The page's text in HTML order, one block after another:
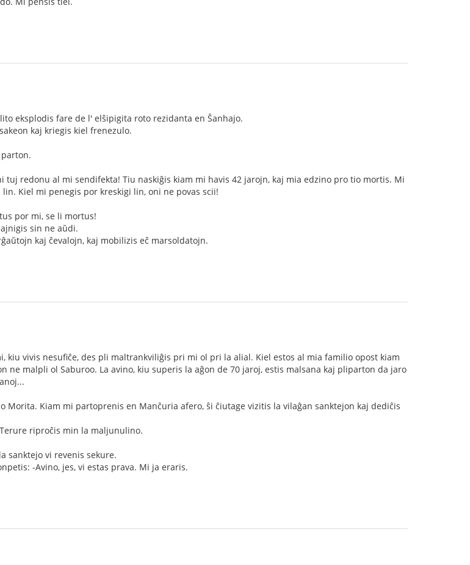
eksplodis fare de l' elŝipigita roto rezidanta en Ŝanhajo.
kaj kriegis kiel frenezulo.
tuj redonu al mi sendifekta! Tiu naskiĝis kiam mi havis 42 jarojn, kaj mia edzino pro tio mortis. Mi
Kiel mi penegis por kreskigi lin, oni ne povas scii!
por mi, se li mortus!
sin ne aŭdi.
kaj ĉevalojn, kaj mobilizis eĉ marsoldatojn.
kiu vivis nesufiĉe, des pli maltrankviliĝis pri mi ol pri la alial. Kiel estos al mia familio opost kiam
ne malpli ol Saburoo. La avino, kiu superis la aĝon de 70 jaroj, estis malsana kaj pliparton da jaro
Morita. Kiam mi partoprenis en Manĉuria afero, ŝi ĉiutage vizitis la vilaĝan sanktejon kaj dediĉis
riproĉis min la maljunulino.
sanktejo vi revenis sekure.
-Avino, jes, vi estas prava. Mi ja eraris.